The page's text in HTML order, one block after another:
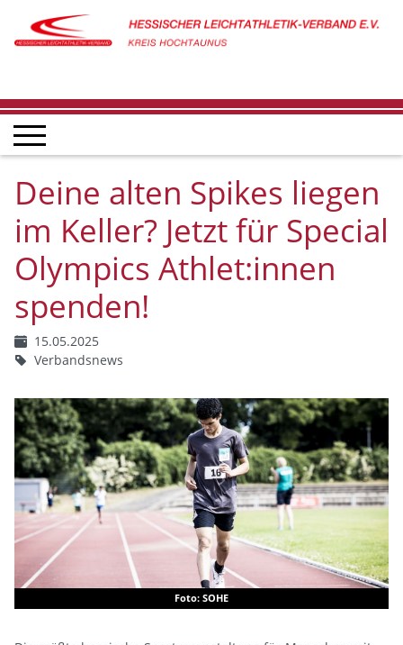
Deine alten Spikes liegen
im Keller? Jetzt für Special
Olympics Athlet:innen
spenden!
15.05.2025
Verbandsnews
Foto: SOHE